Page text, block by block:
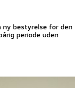
ny bestyrelse for den
periode uden